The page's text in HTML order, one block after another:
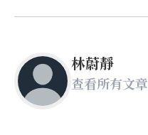
林蔚靜
查看所有文章